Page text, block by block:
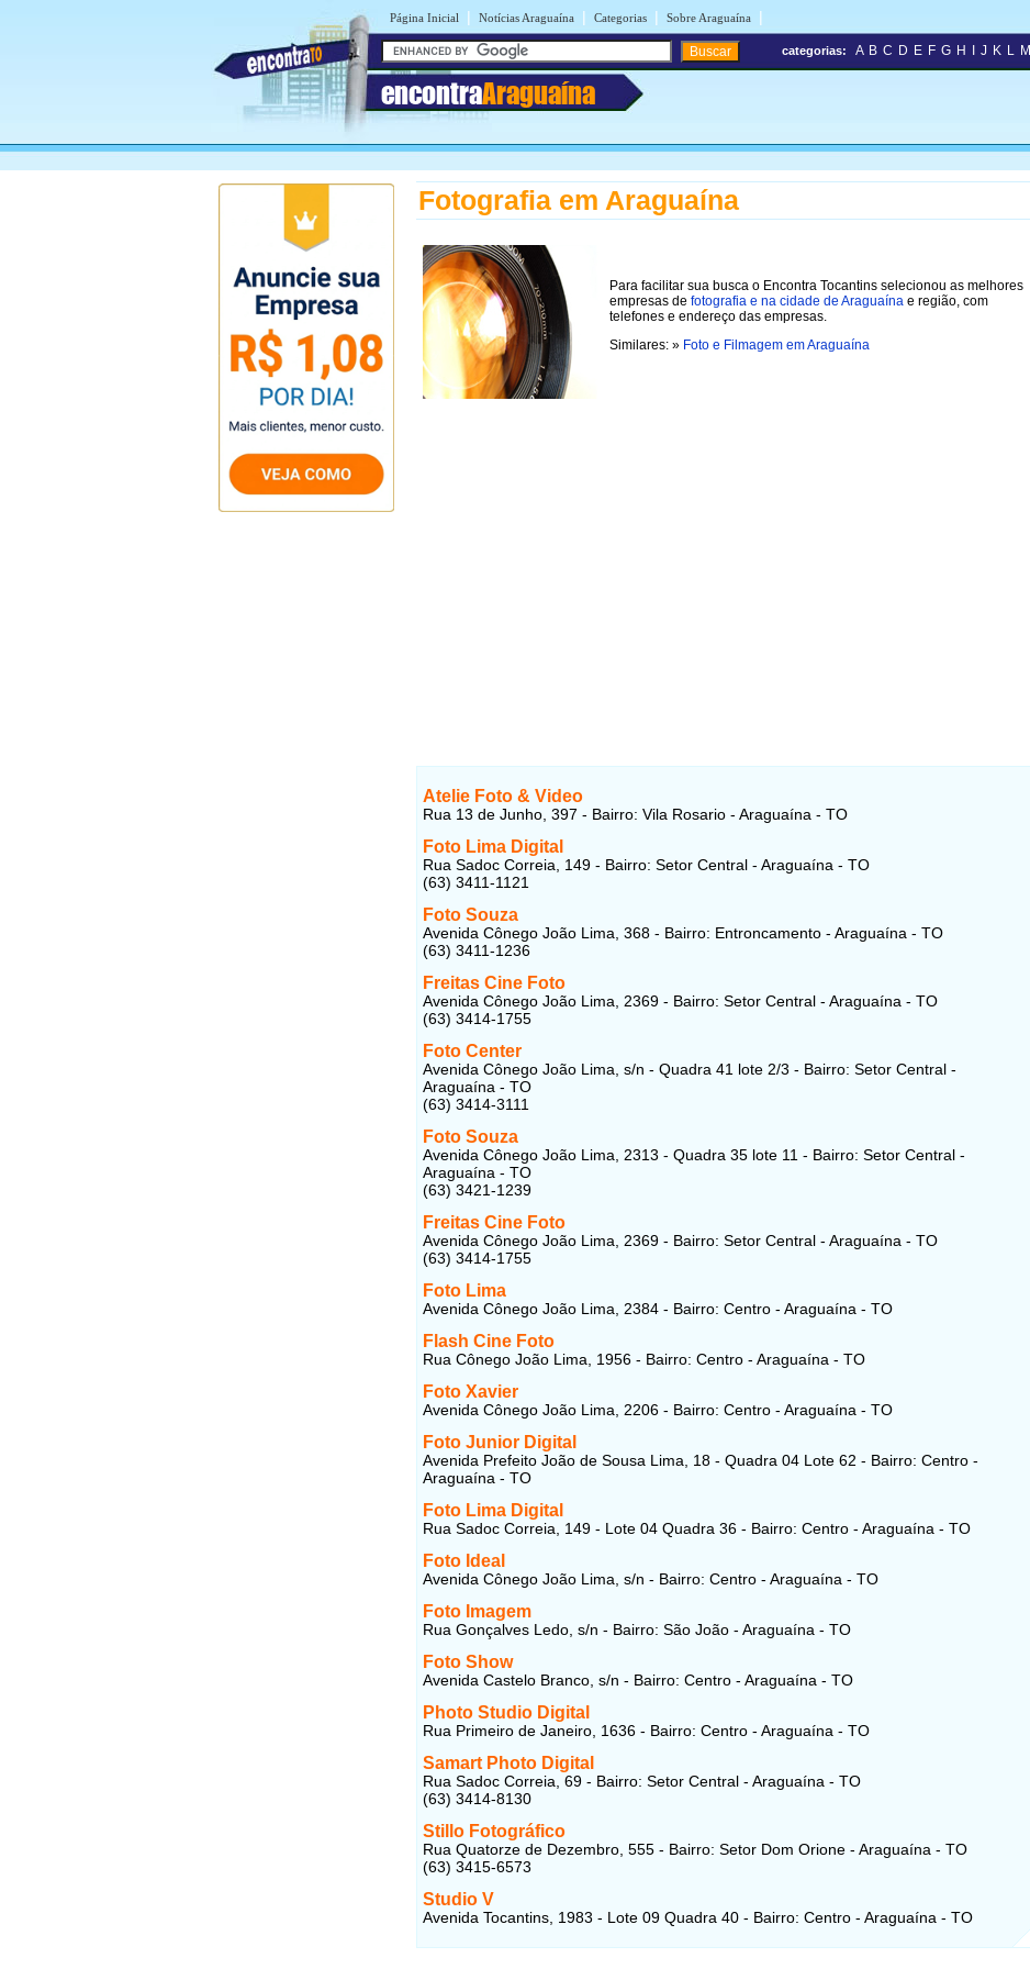
Página Inicial | Notícias Araguaína | Categorias | Sobre Araguaína |
encontraAraguaína
categorias: A B C D E F G H J K L M
Fotografia em Araguaína
Para facilitar sua busca o Encontra Tocantins selecionou as melhores
empresas de fotografia e na cidade de Araguaína e região, com
telefones e endereço das empresas.
Similares: » Foto e Filmagem em Araguaína
Atelie Foto & Video
Rua 13 de Junho, 397 - Bairro: Vila Rosario - Araguaína - TO
Foto Lima Digital
Rua Sadoc Correia, 149 - Bairro: Setor Central - Araguaína - TO
(63) 3411-1121
Foto Souza
Avenida Cônego João Lima, 368 - Bairro: Entroncamento - Araguaína - TO
(63) 3411-1236
Freitas Cine Foto
Avenida Cônego João Lima, 2369 - Bairro: Setor Central - Araguaína - TO
(63) 3414-1755
Foto Center
Avenida Cônego João Lima, s/n - Quadra 41 lote 2/3 - Bairro: Setor Central -
Araguaína - TO
(63) 3414-3111
Foto Souza
Avenida Cônego João Lima, 2313 - Quadra 35 lote 11 - Bairro: Setor Central -
Araguaína - TO
(63) 3421-1239
Freitas Cine Foto
Avenida Cônego João Lima, 2369 - Bairro: Setor Central - Araguaína - TO
(63) 3414-1755
Foto Lima
Avenida Cônego João Lima, 2384 - Bairro: Centro - Araguaína - TO
Flash Cine Foto
Rua Cônego João Lima, 1956 - Bairro: Centro - Araguaína - TO
Foto Xavier
Avenida Cônego João Lima, 2206 - Bairro: Centro - Araguaína - TO
Foto Junior Digital
Avenida Prefeito João de Sousa Lima, 18 - Quadra 04 Lote 62 - Bairro: Centro -
Araguaína - TO
Foto Lima Digital
Rua Sadoc Correia, 149 - Lote 04 Quadra 36 - Bairro: Centro - Araguaína - TO
Foto Ideal
Avenida Cônego João Lima, s/n - Bairro: Centro - Araguaína - TO
Foto Imagem
Rua Gonçalves Ledo, s/n - Bairro: São João - Araguaína - TO
Foto Show
Avenida Castelo Branco, s/n - Bairro: Centro - Araguaína - TO
Photo Studio Digital
Rua Primeiro de Janeiro, 1636 - Bairro: Centro - Araguaína - TO
Samart Photo Digital
Rua Sadoc Correia, 69 - Bairro: Setor Central - Araguaína - TO
(63) 3414-8130
Stillo Fotográfico
Rua Quatorze de Dezembro, 555 - Bairro: Setor Dom Orione - Araguaína - TO
(63) 3415-6573
Studio V
Avenida Tocantins, 1983 - Lote 09 Quadra 40 - Bairro: Centro - Araguaína - TO